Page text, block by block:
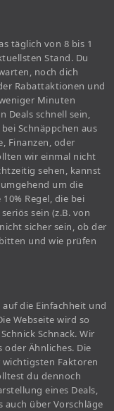
täglich von 8 bis 1
Stand. Du
noch dich
Rabattaktionen und
Minuten
Deals schnell sein,
Schnäppchen aus
Finanzen, oder
wir einmal nicht
sehen, kannst
um die
Regel, die bei
sein (z.B. von
sicher sein, ob der
und wie prüfen
die Einfachheit und
Webseite wird so
Schnack. Wir
Ähnliches. Die
Faktoren
du dennoch
eines Deals,
über Vorschläge